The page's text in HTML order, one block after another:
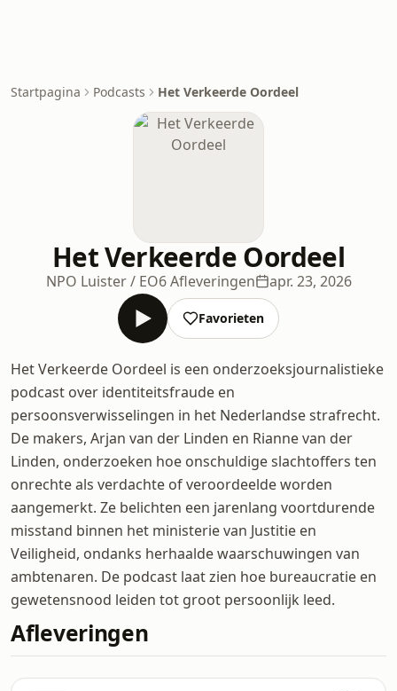
Startpagina Podcasts Het Verkeerde Oordeel
Het Verkeerde Oordeel
NPO Luister / EO6 Afleveringen apr. 23, 2026
Favorieten
Het Verkeerde Oordeel is een onderzoeksjournalistieke
podcast over identiteitsfraude en
persoonsverwisselingen in het Nederlandse strafrecht.
De makers, Arjan van der Linden en Rianne van der
Linden, onderzoeken hoe onschuldige slachtoffers ten
onrechte als verdachte of veroordeelde worden
aangemerkt. Ze belichten een jarenlang voortdurende
misstand binnen het ministerie van Justitie en
Veiligheid, ondanks herhaalde waarschuwingen van
ambtenaren. De podcast laat zien hoe bureaucratie en
gewetensnood leiden tot groot persoonlijk leed.
Afleveringen